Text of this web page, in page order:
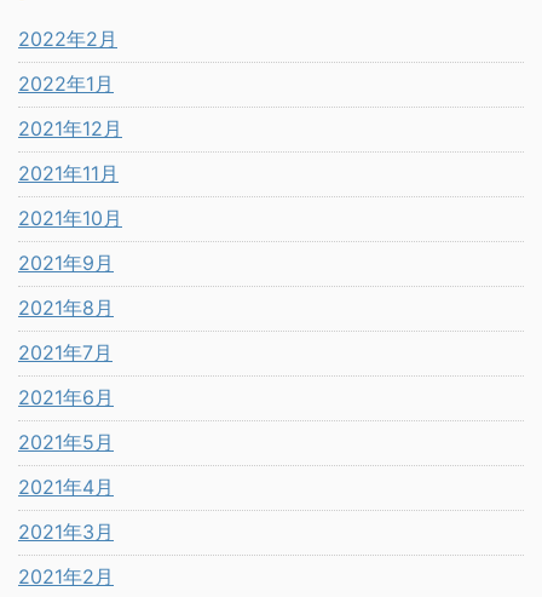
2022年2月
2022年1月
2021年12月
2021年11月
2021年10月
2021年9月
2021年8月
2021年7月
2021年6月
2021年5月
2021年4月
2021年3月
2021年2月